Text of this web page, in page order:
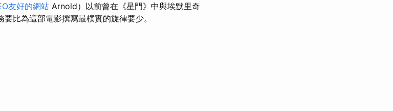
友好的網站 Arnold）以前曾在《星門》中與埃默里奇
比為這部電影撰寫最樸實的旋律要少。